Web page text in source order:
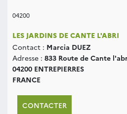
04200
LES JARDINS DE CANTE L'ABRI
Contact : Marcia DUEZ
Adresse : 833 Route de Cante
04200 ENTREPIERRES
FRANCE
CONTACTER